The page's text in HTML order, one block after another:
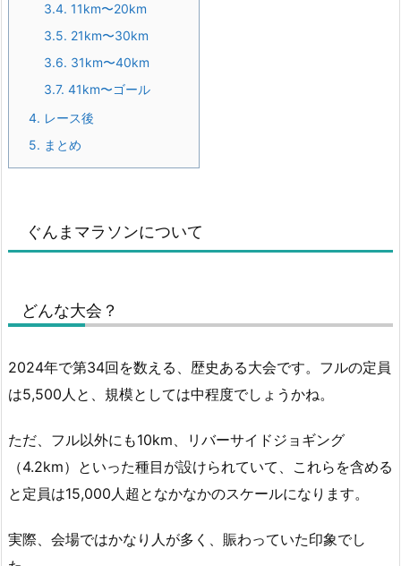
3.4. 11km〜20km
3.5. 21km〜30km
3.6. 31km〜40km
3.7. 41km〜ゴール
4. レース後
5. まとめ
ぐんまマラソンについて
どんな大会？
2024年で第34回を数える、歴史ある大会です。フルの定員
は5,500人と、規模としては中程度でしょうかね。
ただ、フル以外にも10km、リバーサイドジョギング
（4.2km）といった種目が設けられていて、これらを含める
と定員は15,000人超となかなかのスケールになります。
実際、会場ではかなり人が多く、賑わっていた印象でし